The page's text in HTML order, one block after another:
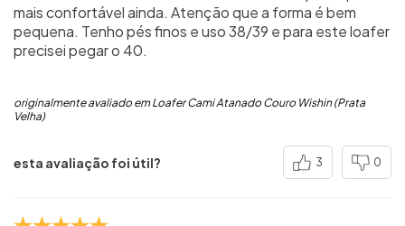
mais confortável ainda. Atenção que a forma é bem
pequena. Tenho pés finos e uso 38/39 e para este loafer
precisei pegar o 40.
originalmente avaliado em Loafer Cami Atanado Couro Wishin (Prata
Velha)
esta avaliação foi útil? 3 0